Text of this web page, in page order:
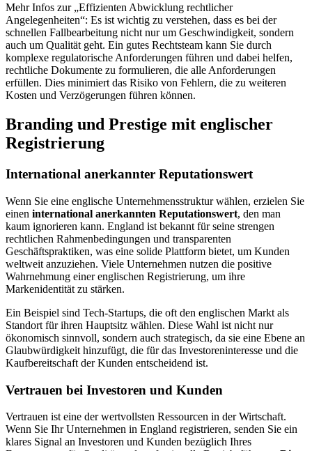
Mehr Infos zur „Effizienten Abwicklung rechtlicher
Angelegenheiten“: Es ist wichtig zu verstehen, dass es bei der
schnellen Fallbearbeitung nicht nur um Geschwindigkeit, sondern
auch um Qualität geht. Ein gutes Rechtsteam kann Sie durch
komplexe regulatorische Anforderungen führen und dabei helfen,
rechtliche Dokumente zu formulieren, die alle Anforderungen
erfüllen. Dies minimiert das Risiko von Fehlern, die zu weiteren
Kosten und Verzögerungen führen können.
Branding und Prestige mit englischer
Registrierung
International anerkannter Reputationswert
Wenn Sie eine englische Unternehmensstruktur wählen, erzielen Sie
einen international anerkannten Reputationswert, den man
kaum ignorieren kann. England ist bekannt für seine strengen
rechtlichen Rahmenbedingungen und transparenten
Geschäftspraktiken, was eine solide Plattform bietet, um Kunden
weltweit anzuziehen. Viele Unternehmen nutzen die positive
Wahrnehmung einer englischen Registrierung, um ihre
Markenidentität zu stärken.
Ein Beispiel sind Tech-Startups, die oft den englischen Markt als
Standort für ihren Hauptsitz wählen. Diese Wahl ist nicht nur
ökonomisch sinnvoll, sondern auch strategisch, da sie eine Ebene an
Glaubwürdigkeit hinzufügt, die für das Investoreninteresse und die
Kaufbereitschaft der Kunden entscheidend ist.
Vertrauen bei Investoren und Kunden
Vertrauen ist eine der wertvollsten Ressourcen in der Wirtschaft.
Wenn Sie Ihr Unternehmen in England registrieren, senden Sie ein
klares Signal an Investoren und Kunden bezüglich Ihres